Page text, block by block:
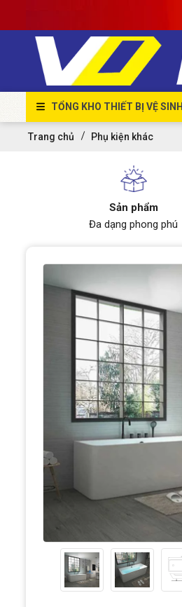
TỔNG KHO THIẾT BỊ VỆ SINH
Trang chủ Phụ kiện khác
Sản phẩm
Đa dạng phong phú